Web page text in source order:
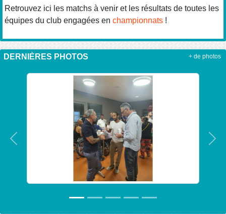
Retrouvez ici les matchs à venir et les résultats de toutes les
équipes du club engagées en championnats !
DERNIÈRES PHOTOS
Précedent
+ de photos